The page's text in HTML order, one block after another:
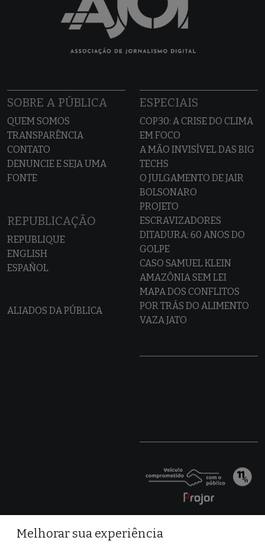
SOBRE A PÚBLICA
QUEM SOMOS
TRANSPARÊNCIA
CONTATO
DENUNCIE E SEJA UMA
FONTE
REPUBLICAÇÃO
REPUBLIQUE
ENGLISH
ESPAÑOL
ALIADOS DA PÚBLICA
ESPECIAIS
COP30: A CRISE DO CLIMA
EM FOCO
A MÃO INVISÍVEL DAS BIG
TECHS
O JULGAMENTO DE JAIR
BOLSONARO
PROJETO
ESCRAVIZADORES
DITADURA: 60 ANOS DO
GOLPE
CASO SAMUEL KLEIN
AMAZÔNIA SEM LEI
MAPA DOS CONFLITOS
POR TRÁS DO ALIMENTO
VAZA JATO
Melhorar sua experiência